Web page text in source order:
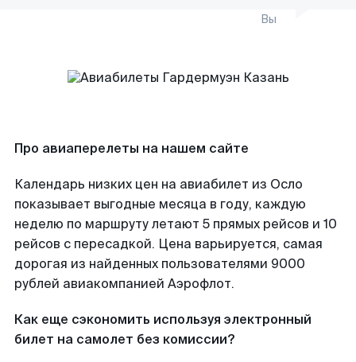
Вы
Про авиаперелеты на нашем сайте
Календарь низких цен на авиабилет из Осло
показывает выгодные месяца в году, каждую
неделю по маршруту летают 5 прямых рейсов и 10
рейсов с пересадкой. Цена варьируется, самая
дорогая из найденных пользователями 9000
рублей авиакомпанией Аэрофлот.
Как еще сэкономить используя электронный
билет на самолет без комиссии?